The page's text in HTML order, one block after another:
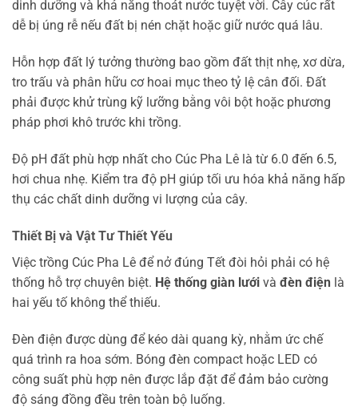
dinh dưỡng và khả năng thoát nước tuyệt vời. Cây cúc rất
dễ bị úng rễ nếu đất bị nén chặt hoặc giữ nước quá lâu.
Hỗn hợp đất lý tưởng thường bao gồm đất thịt nhẹ, xơ dừa,
tro trấu và phân hữu cơ hoai mục theo tỷ lệ cân đối. Đất
phải được khử trùng kỹ lưỡng bằng vôi bột hoặc phương
pháp phơi khô trước khi trồng.
Độ pH đất phù hợp nhất cho Cúc Pha Lê là từ 6.0 đến 6.5,
hơi chua nhẹ. Kiểm tra độ pH giúp tối ưu hóa khả năng hấp
thụ các chất dinh dưỡng vi lượng của cây.
Thiết Bị và Vật Tư Thiết Yếu
Việc trồng Cúc Pha Lê để nở đúng Tết đòi hỏi phải có hệ
thống hỗ trợ chuyên biệt. Hệ thống giàn lưới và đèn điện là
hai yếu tố không thể thiếu.
Đèn điện được dùng để kéo dài quang kỳ, nhằm ức chế
quá trình ra hoa sớm. Bóng đèn compact hoặc LED có
công suất phù hợp nên được lắp đặt để đảm bảo cường
độ sáng đồng đều trên toàn bộ luống.